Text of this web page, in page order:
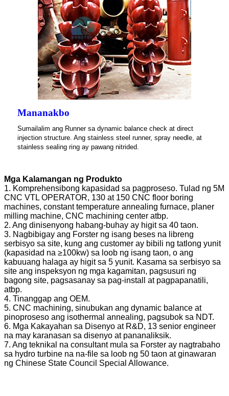
Mananakbo
Sumailalim ang Runner sa dynamic balance check at direct
injection structure. Ang stainless steel runner, spray needle, at
stainless sealing ring ay pawang nitrided.
Mga Kalamangan ng Produkto
1. Komprehensibong kapasidad sa pagproseso. Tulad ng 5M
CNC VTL OPERATOR, 130 at 150 CNC floor boring
machines, constant temperature annealing furnace, planer
milling machine, CNC machining center atbp.
2. Ang dinisenyong habang-buhay ay higit sa 40 taon.
3. Nagbibigay ang Forster ng isang beses na libreng
serbisyo sa site, kung ang customer ay bibili ng tatlong yunit
(kapasidad na ≥100kw) sa loob ng isang taon, o ang
kabuuang halaga ay higit sa 5 yunit. Kasama sa serbisyo sa
site ang inspeksyon ng mga kagamitan, pagsusuri ng
bagong site, pagsasanay sa pag-install at pagpapanatili,
atbp.
4. Tinanggap ang OEM.
5. CNC machining, sinubukan ang dynamic balance at
pinoproseso ang isothermal annealing, pagsubok sa NDT.
6. Mga Kakayahan sa Disenyo at R&D, 13 senior engineer
na may karanasan sa disenyo at pananaliksik.
7. Ang teknikal na consultant mula sa Forster ay nagtrabaho
sa hydro turbine na na-file sa loob ng 50 taon at ginawaran
ng Chinese State Council Special Allowance.